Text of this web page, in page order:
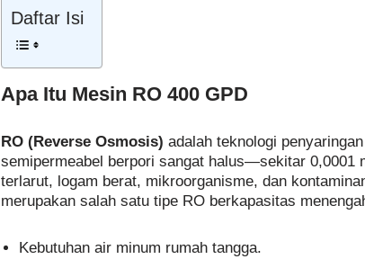
Daftar Isi
Apa Itu Mesin RO 400 GPD
RO (Reverse Osmosis) adalah teknologi
semipermeabel berpori sangat halus—sekitar
terlarut, logam berat, mikroorganisme, dan
merupakan salah satu tipe RO berkapasitas
Kebutuhan air minum rumah tangga.